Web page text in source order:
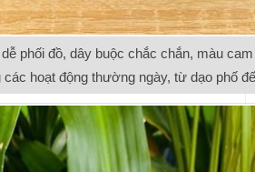
phối đồ, dây buộc chắc chắn, màu
các hoạt động thường ngày, từ dạo phố